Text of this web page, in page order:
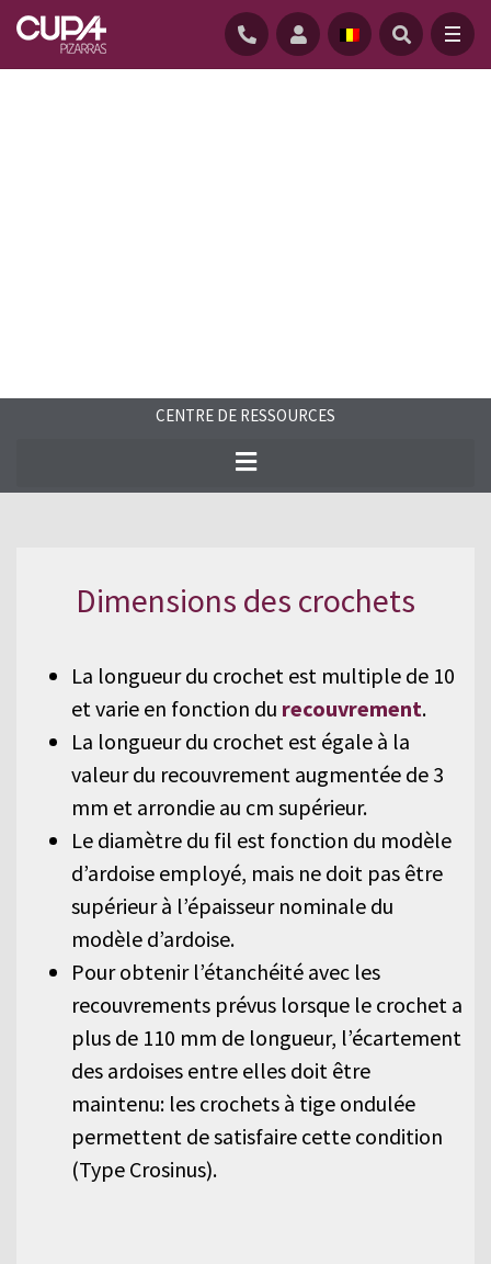
Découvrez les dimensions (longueur,
diamètre) des crochets pour ardoise
CENTRE DE RESSOURCES
Dimensions des crochets
La longueur du crochet est multiple de 10
et varie en fonction du recouvrement.
La longueur du crochet est égale à la
valeur du recouvrement augmentée de 3
mm et arrondie au cm supérieur.
Le diamètre du fil est fonction du modèle
d’ardoise employé, mais ne doit pas être
supérieur à l’épaisseur nominale du
modèle d’ardoise.
Pour obtenir l’étanchéité avec les
recouvrements prévus lorsque le crochet a
plus de 110 mm de longueur, l’écartement
des ardoises entre elles doit être
maintenu: les crochets à tige ondulée
permettent de satisfaire cette condition
(Type Crosinus).